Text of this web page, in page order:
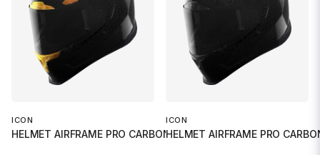
ICON
HELMET AIRFRAME PRO CARBON 4TR
ICON
HELMET AIRFRAME PRO